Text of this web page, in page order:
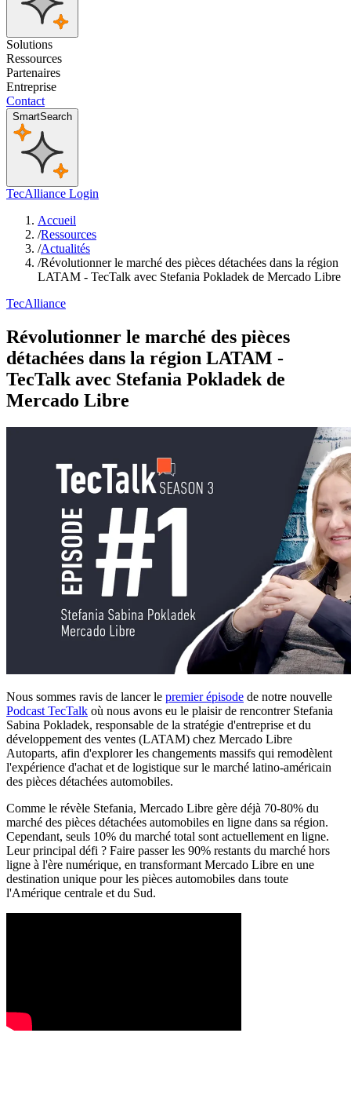
Solutions
Ressources
Partenaires
Entreprise
Contact
SmartSearch
TecAlliance Login
Accueil
/Ressources
/Actualités
/Révolutionner le marché des pièces détachées dans la région
LATAM - TecTalk avec Stefania Pokladek de Mercado Libre
TecAlliance
Révolutionner le marché des pièces
détachées dans la région LATAM -
TecTalk avec Stefania Pokladek de
Mercado Libre
Nous sommes ravis de lancer le premier épisode de notre nouvelle
Podcast TecTalk où nous avons eu le plaisir de rencontrer Stefania
Sabina Pokladek, responsable de la stratégie d'entreprise et du
développement des ventes (LATAM) chez Mercado Libre
Autoparts, afin d'explorer les changements massifs qui remodèlent
l'expérience d'achat et de logistique sur le marché latino-américain
des pièces détachées automobiles.
Comme le révèle Stefania, Mercado Libre gère déjà 70-80% du
marché des pièces détachées automobiles en ligne dans sa région.
Cependant, seuls 10% du marché total sont actuellement en ligne.
Leur principal défi ? Faire passer les 90% restants du marché hors
ligne à l'ère numérique, en transformant Mercado Libre en une
destination unique pour les pièces automobiles dans toute
l'Amérique centrale et du Sud.